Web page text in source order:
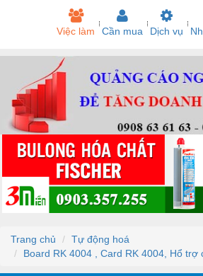
Việc làm Cần mua Dịch vụ
Trang chủ
Tự động hoá
Board RK 4004 , Card RK 4004, Hổ